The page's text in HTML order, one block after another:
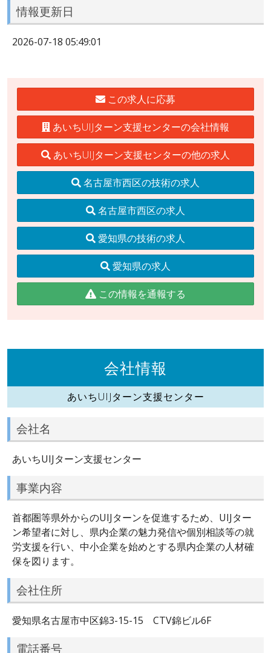
情報更新日
2026-07-18 05:49:01
この求人に応募
あいちUIJターン支援センターの会社情報
あいちUIJターン支援センターの他の求人
名古屋市西区の技術の求人
名古屋市西区の求人
愛知県の技術の求人
愛知県の求人
この情報を通報する
会社情報
あいちUIJターン支援センター
会社名
あいちUIJターン支援センター
事業内容
首都圏等県外からのUIJターンを促進するため、UIJター
ン希望者に対し、県内企業の魅力発信や個別相談等の就
労支援を行い、中小企業を始めとする県内企業の人材確
保を図ります。
会社住所
愛知県名古屋市中区錦3-15-15 CTV錦ビル6F
電話番号